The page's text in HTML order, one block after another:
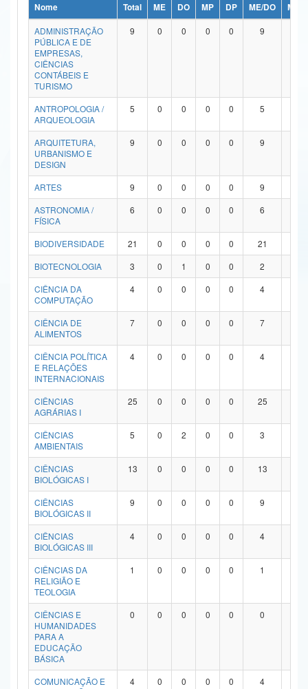
Ministério da Ciência, Tecnologia, Inovações e Comunicações
Ministério do Meio Ambiente
Ministério do Turismo
Ministério do Desenvolvimento Regional
Controladoria-Geral da União
Ministério da Mulher, da Família e dos Direitos Humanos
Secretaria de Governo
Advocacia-Geral da União
Banco Central do Brasil
Nome Total ME DO MP DP ME/DO
MP/
ADMINISTRAÇÃO
PÚBLICA E DE
EMPRESAS,
CIÊNCIAS
CONTÁBEIS E
TURISMO
9 0 0 0 0 9
ANTROPOLOGIA /
ARQUEOLOGIA
5 0 0 0 0 5
ARQUITETURA,
URBANISMO E
DESIGN
9 0 0 0 0 9
ARTES 9 0 0 0 0 9
ASTRONOMIA /
FÍSICA
6 0 0 0 0 6
BIODIVERSIDADE 21 0 0 0 0 21
BIOTECNOLOGIA
3 0 1 0 0 2
CIÊNCIA DA
COMPUTAÇÃO
4 0 0 0 0 4
CIÊNCIA DE
ALIMENTOS
7 0 0 0 0 7
CIÊNCIA POLÍTICA
E RELAÇÕES
INTERNACIONAIS
4 0 0 0 0 4
CIÊNCIAS
AGRÁRIAS I
25 0 0 0 0 25
CIÊNCIAS
AMBIENTAIS
5 0 2 0 0 3
CIÊNCIAS
BIOLÓGICAS I
13 0 0 0 0 13
CIÊNCIAS
BIOLÓGICAS II
9 0 0 0 0 9
CIÊNCIAS
BIOLÓGICAS III
4 0 0 0 0 4
CIÊNCIAS DA
RELIGIÃO E
TEOLOGIA
1 0 0 0 0 1
CIÊNCIAS E
HUMANIDADES
PARA A
EDUCAÇÃO
BÁSICA
0 0 0 0 0 0
COMUNICAÇÃO E
4 0 0 0 0 4